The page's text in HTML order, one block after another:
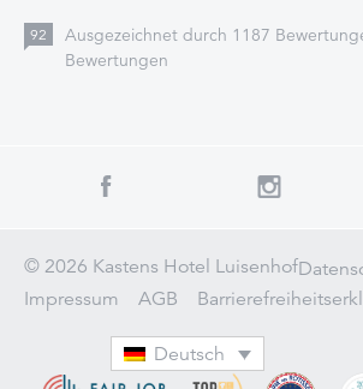
92 Ausgezeichnet durch 1187
Bewertungen
© 2026 Kastens Hotel Luisenhof
Impressum
AGB
Deutsch